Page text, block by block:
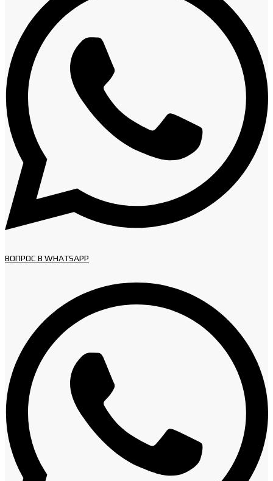
ВОПРОС В WHATSAPP